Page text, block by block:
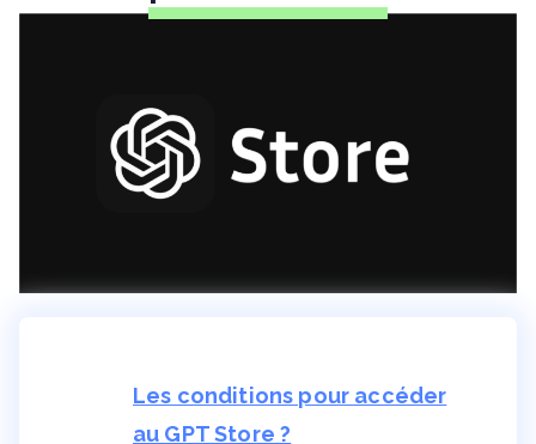
Les conditions pour accéder
au GPT Store ?